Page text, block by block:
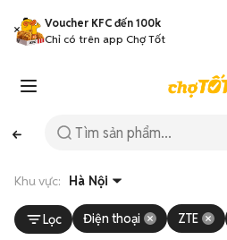
Voucher KFC đến 100k
Chỉ có trên app Chợ Tốt
Khu vực: Hà Nội
Lọc Điện thoại ZTE